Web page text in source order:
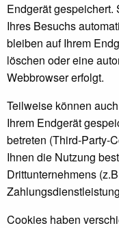
Endgerät
Ihres Besuchs
bleiben auf Ihrem
löschen oder eine
Webbrowser erfolgt.
Teilweise können
Ihrem Endgerät
betreten (Third-Party-
Ihnen die Nutzung
Drittunternehmens
Cookies haben